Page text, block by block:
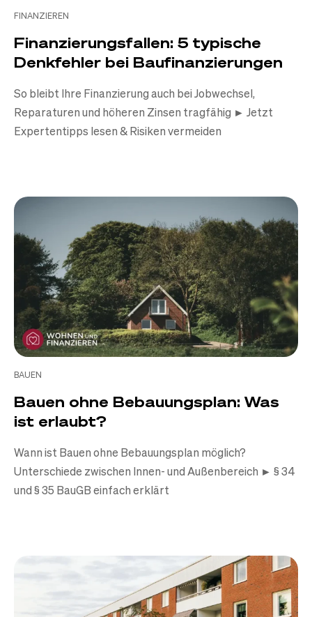
FINANZIEREN
Finanzierungsfallen: 5 typische
Denkfehler bei Baufinanzierungen
So bleibt Ihre Finanzierung auch bei Jobwechsel,
Reparaturen und höheren Zinsen tragfähig ► Jetzt
Expertentipps lesen & Risiken vermeiden
BAUEN
Bauen ohne Bebauungsplan: Was
ist erlaubt?
Wann ist Bauen ohne Bebauungsplan möglich?
Unterschiede zwischen Innen- und Außenbereich ► § 34
und § 35 BauGB einfach erklärt